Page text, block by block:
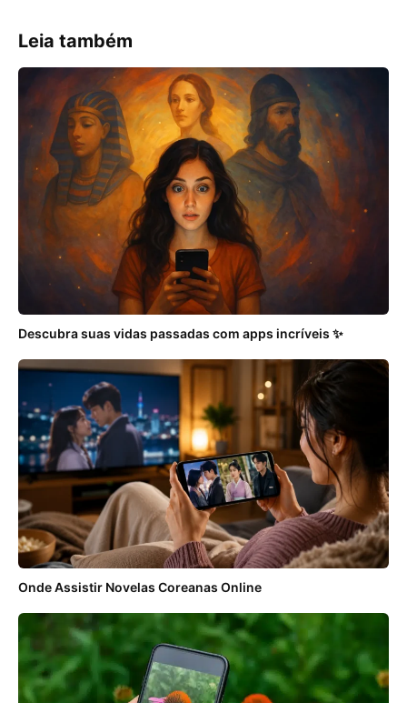
Leia também
Descubra suas vidas passadas com apps incríveis ✨
Onde Assistir Novelas Coreanas Online